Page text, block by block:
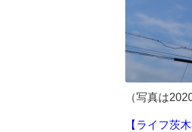
（写真は
【ライフ茨